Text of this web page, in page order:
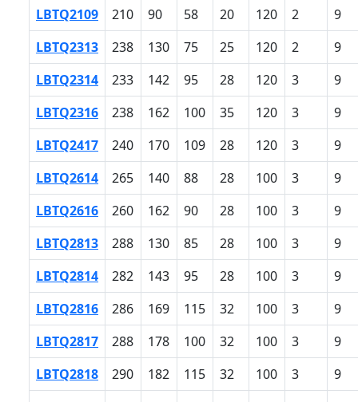
LBTQ2109 210 90 58 20 120 2
9
LBTQ2313
238 130 75 25 120 2
9
LBTQ2314
233 142 95 28 120 3
9
LBTQ2316
238 162 100 35 120 3
9
LBTQ2417
240 170 109 28 120 3
9
LBTQ2614
265 140 88 28 100 3
9
LBTQ2616
260 162 90 28 100 3
9
LBTQ2813
288 130 85 28 100 3
9
LBTQ2814
282 143 95 28 100 3
9
LBTQ2816
286 169 115 32 100 3
9
LBTQ2817
288 178 100 32 100 3
9
LBTQ2818
290 182 115 32 100 3
9